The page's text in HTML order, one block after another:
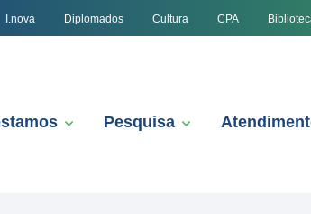
I.nova Diplomados Cultura CPA
Pesquisa